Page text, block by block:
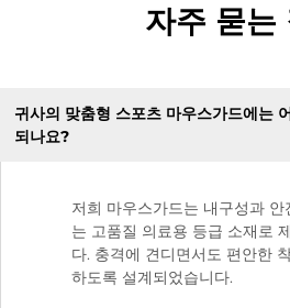
자주 묻는
귀사의 맞춤형 스포츠 마우스가드에는
되나요?
저희 마우스가드는 내구성과
는 고품질 의료용 등급 소재로
다. 충격에 견디면서도 편안한
하도록 설계되었습니다.